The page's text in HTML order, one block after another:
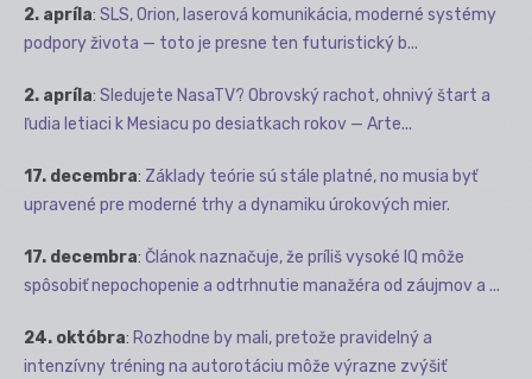
2. apríla: SLS, Orion, laserová komunikácia, moderné systémy
podpory života — toto je presne ten futuristický b...
2. apríla: Sledujete NasaTV? Obrovský rachot, ohnivý štart a
ľudia letiaci k Mesiacu po desiatkach rokov — Arte...
17. decembra: Základy teórie sú stále platné, no musia byť
upravené pre moderné trhy a dynamiku úrokových mier.
17. decembra: Článok naznačuje, že príliš vysoké IQ môže
spôsobiť nepochopenie a odtrhnutie manažéra od záujmov a ...
24. októbra: Rozhodne by mali, pretože pravidelný a
intenzívny tréning na autorotáciu môže výrazne zvýšiť